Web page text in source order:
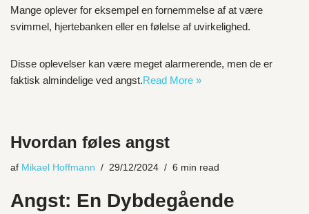
Mange oplever for eksempel en fornemmelse af at være
svimmel, hjertebanken eller en følelse af uvirkelighed.
Disse oplevelser kan være meget alarmerende, men de er
faktisk almindelige ved angst.Read More »
Hvordan føles angst
af Mikael Hoffmann 29/12/2024 6 min read
Angst: En Dybdegående